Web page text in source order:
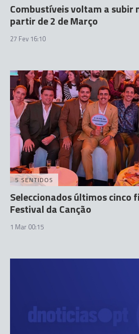
Combustíveis voltam a subir
partir de 2 de Março
27 Fev 16:10
5 SENTIDOS
Seleccionados últimos cinco
Festival da Canção
1 Mar 00:15